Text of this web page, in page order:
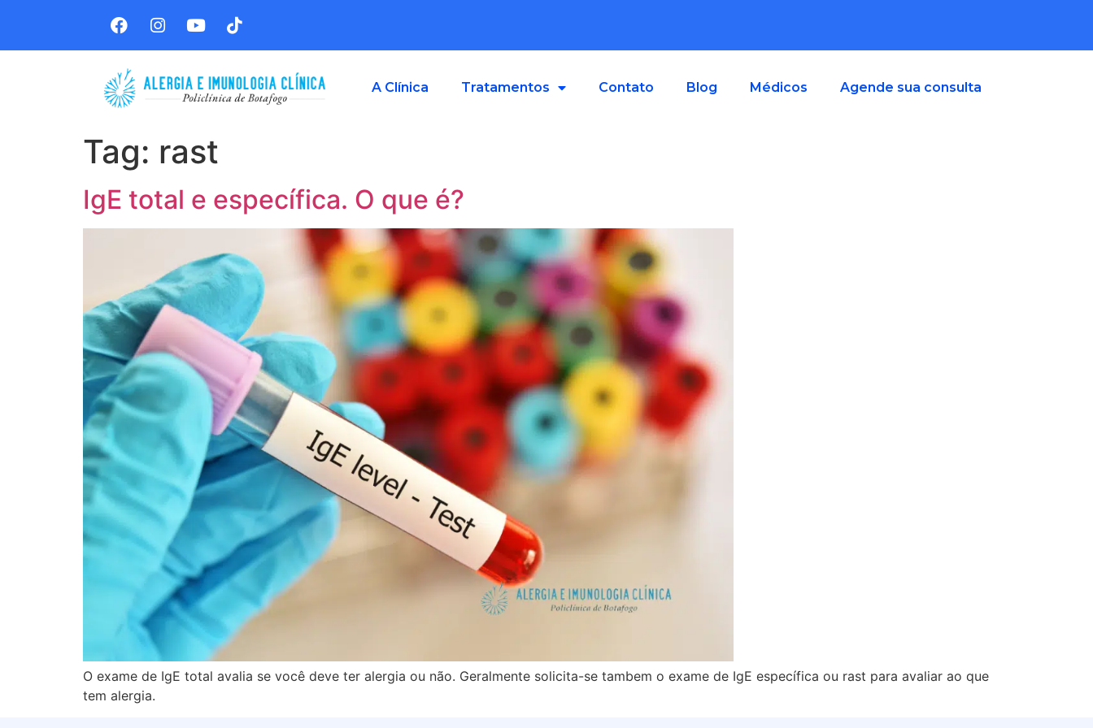
A Clínica Tratamentos Contato Blog Médicos Agende sua consulta
Tag: rast
IgE total e específica. O que é?
O exame de IgE total avalia se você deve ter alergia ou não. Geralmente solicita-se tambem o exame de IgE específica ou rast para avaliar ao que
tem alergia.